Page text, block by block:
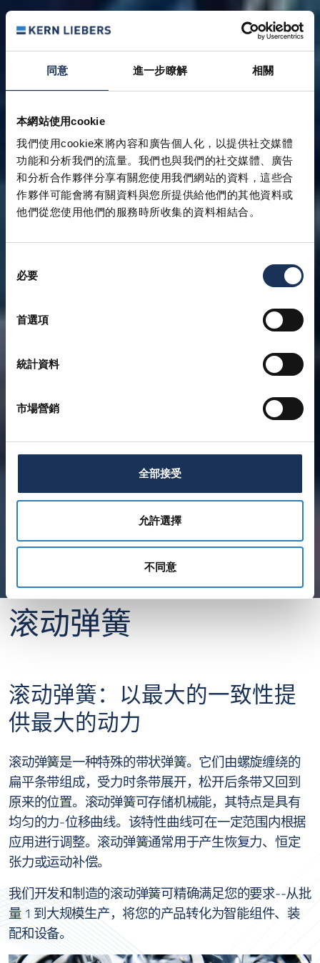
同意 進一步瞭解 相關
本網站使用cookie
我們使用cookie來將內容和廣告個人化，以提供社交媒體
功能和分析我們的流量。我們也與我們的社交媒體、廣告
和分析合作夥伴分享有關您使用我們網站的資料，這些合
作夥伴可能會將有關資料與您所提供給他們的其他資料或
他們從您使用他們的服務時所收集的資料相結合。
擇
必要
首選項
統計資料
市場營銷
全部接受
允許選擇
不同意
滚动弹簧
滚动弹簧：以最大的一致性提
供最大的动力
滚动弹簧是一种特殊的带状弹簧。它们由螺旋缠绕的
扁平条带组成，受力时条带展开，松开后条带又回到
原来的位置。滚动弹簧可存储机械能，其特点是具有
均匀的力-位移曲线。该特性曲线可在一定范围内根据
应用进行调整。滚动弹簧通常用于产生恢复力、恒定
张力或运动补偿。
我们开发和制造的滚动弹簧可精确满足您的要求--从批
量 1 到大规模生产，将您的产品转化为智能组件、装
配和设备。